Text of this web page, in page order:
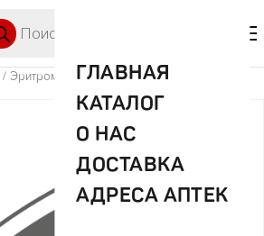
ГЛАВНАЯ
КАТАЛОГ
О НАС
ДОСТАВКА
АДРЕСА АПТЕК
/ Эритромициновая 10000Ед-15г мазь